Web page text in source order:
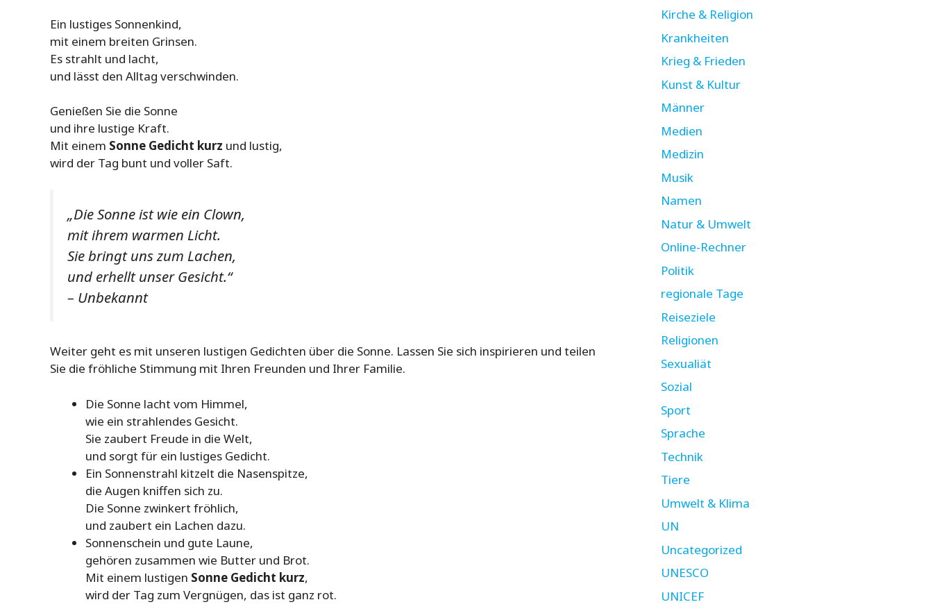
Ein lustiges Sonnenkind,
mit einem breiten Grinsen.
Es strahlt und lacht,
und lässt den Alltag verschwinden.
Genießen Sie die Sonne
und ihre lustige Kraft.
Mit einem Sonne Gedicht kurz und lustig,
wird der Tag bunt und voller Saft.
„Die Sonne ist wie ein Clown,
mit ihrem warmen Licht.
Sie bringt uns zum Lachen,
und erhellt unser Gesicht.“
– Unbekannt
Weiter geht es mit unseren lustigen Gedichten über die Sonne. Lassen Sie sich inspirieren und teilen
Sie die fröhliche Stimmung mit Ihren Freunden und Ihrer Familie.
Die Sonne lacht vom Himmel,
wie ein strahlendes Gesicht.
Sie zaubert Freude in die Welt,
und sorgt für ein lustiges Gedicht.
Ein Sonnenstrahl kitzelt die Nasenspitze,
die Augen kniffen sich zu.
Die Sonne zwinkert fröhlich,
und zaubert ein Lachen dazu.
Sonnenschein und gute Laune,
gehören zusammen wie Butter und Brot.
Mit einem lustigen Sonne Gedicht kurz,
wird der Tag zum Vergnügen, das ist ganz rot.
Kirche & Religion
Krankheiten
Krieg & Frieden
Kunst & Kultur
Männer
Medien
Medizin
Musik
Namen
Natur & Umwelt
Online-Rechner
Politik
regionale Tage
Reiseziele
Religionen
Sexualiät
Sozial
Sport
Sprache
Technik
Tiere
Umwelt & Klima
UN
Uncategorized
UNESCO
UNICEF